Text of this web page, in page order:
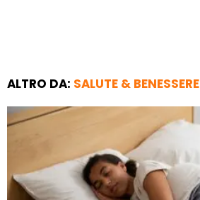
ALTRO DA: SALUTE & BENESSERE